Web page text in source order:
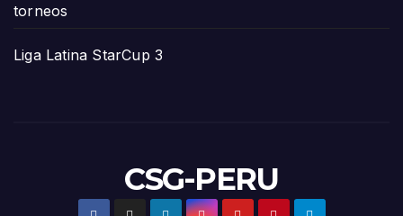
torneos
Liga Latina StarCup 3
CSG-PERU